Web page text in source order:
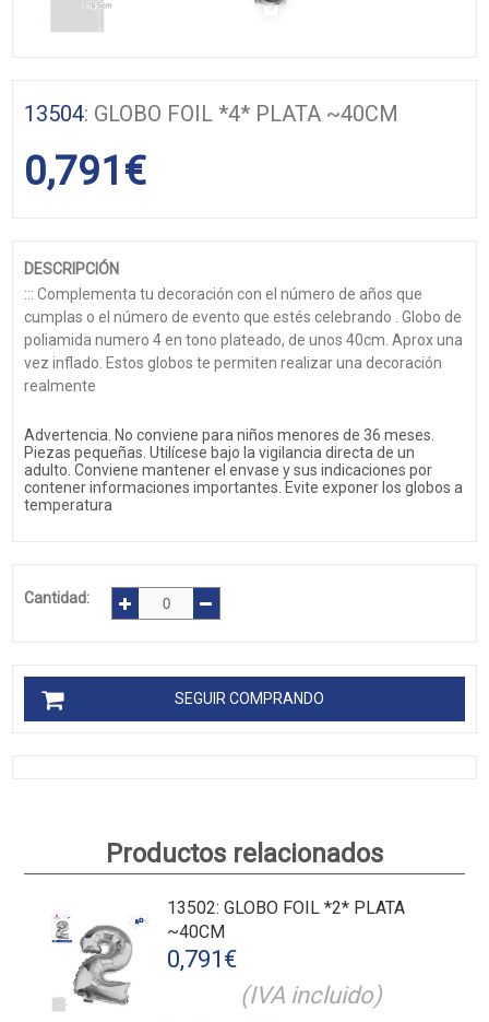
13504: GLOBO FOIL *4* PLATA ~40CM
0,791€
DESCRIPCIÓN
::: Complementa tu decoración con el número de años que
cumplas o el número de evento que estés celebrando . Globo de
poliamida numero 4 en tono plateado, de unos 40cm. Aprox una
vez inflado. Estos globos te permiten realizar una decoración
realmente
Advertencia. No conviene para niños menores de 36 meses.
Piezas pequeñas. Utilícese bajo la vigilancia directa de un
adulto. Conviene mantener el envase y sus indicaciones por
contener informaciones importantes. Evite exponer los globos a
temperatura
Cantidad:
SEGUIR COMPRANDO
Productos relacionados
13502: GLOBO FOIL *2* PLATA
~40CM
0,791 €
(IVA incluido)